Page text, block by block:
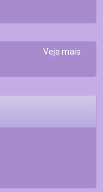
Veja mais